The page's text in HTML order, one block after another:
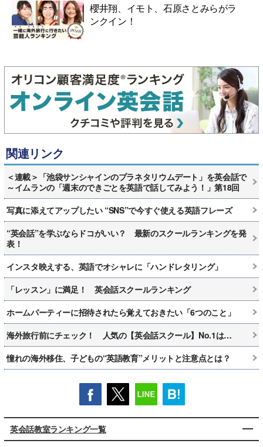
櫻井翔、イモト、石原さとみらがラ
ンクイン！
関連リンク
＜連載＞「池袋サンシャインのプラネタリウムデート」を英会話で
～イムランの「週末のできごとを英語で話してみよう！」第18回
写真に添えてアップしたい “SNS”で今すぐ使える英語フレーズ
“英会話”を学ぶならドコがいい？ 最新のスクールランキングを発
表！
インスタ映えする、英語でオシャレに「ハンドレタリング」
「レッスン」に満足！ 英会話スクールランキング
ホームパーティーに招待されたら覚えておきたい「6つのこと」
海外旅行前にチェック！ 人気の【英会話スクール】No.1は…
憧れの海外移住、子どもの“英語教育”メリットと注意点とは？
英会話教室ランキング一覧